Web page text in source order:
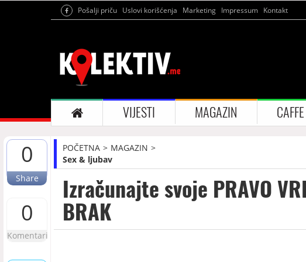
Pošalji priču Uslovi korišćenja Marketing Impressum Kontakt
VIJESTI MAGAZIN CAFFE
0
Share
0
Komentari
POČETNA
MAGAZIN
Sex & ljubav
Izračunajte svoje PRAVO
BRAK